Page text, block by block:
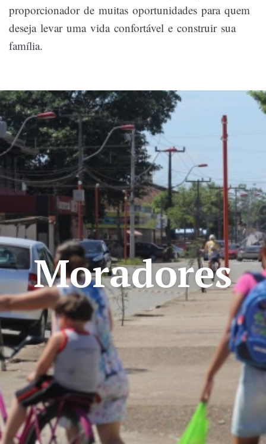
proporcionador de muitas oportunidades para quem
deseja levar uma vida confortável e construir sua
família.
Moradores